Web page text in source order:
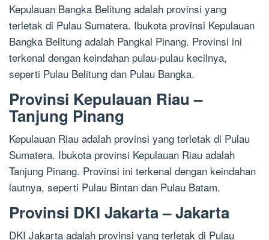
Kepulauan Bangka Belitung adalah provinsi yang
terletak di Pulau Sumatera. Ibukota provinsi Kepulauan
Bangka Belitung adalah Pangkal Pinang. Provinsi ini
terkenal dengan keindahan pulau-pulau kecilnya,
seperti Pulau Belitung dan Pulau Bangka.
Provinsi Kepulauan Riau –
Tanjung Pinang
Kepulauan Riau adalah provinsi yang terletak di Pulau
Sumatera. Ibukota provinsi Kepulauan Riau adalah
Tanjung Pinang. Provinsi ini terkenal dengan keindahan
lautnya, seperti Pulau Bintan dan Pulau Batam.
Provinsi DKI Jakarta – Jakarta
DKI Jakarta adalah provinsi yang terletak di Pulau